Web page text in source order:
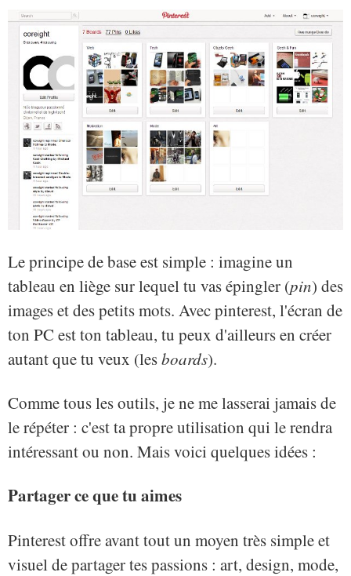
Le principe de base est simple : imagine un
tableau en liège sur lequel tu vas épingler (pin) des
images et des petits mots. Avec pinterest, l'écran de
ton PC est ton tableau, tu peux d'ailleurs en créer
autant que tu veux (lesboards).
Comme tous les outils, je ne me lasserai jamais de
le répéter : c'est ta propre utilisation qui le rendra
intéressant ou non. Mais voici quelques idées :
Partager ce que tu aimes
Pinterest offre avant tout un moyen très simple et
visuel de partager tes passions : art, design, mode,